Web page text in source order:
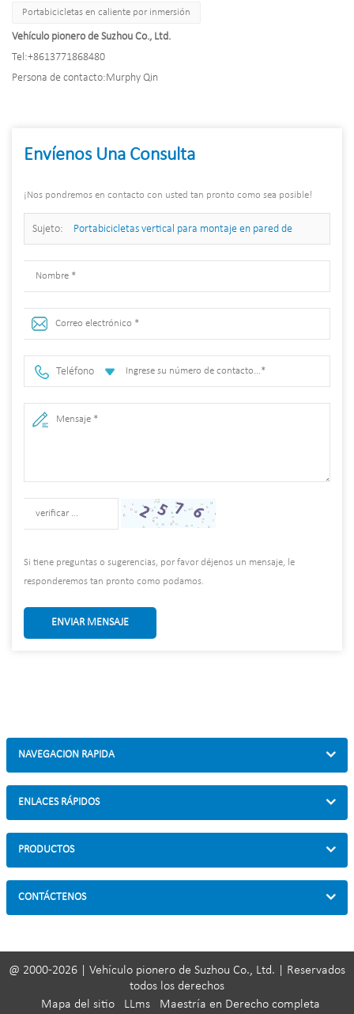
Portabicicletas en caliente por inmersión
Vehículo pionero de Suzhou Co., Ltd.
Tel:+8613771868480
Persona de contacto:Murphy Qin
Envíenos Una Consulta
¡Nos pondremos en contacto con usted tan pronto como sea posible!
Sujeto: Portabicicletas vertical para montaje en pared de
garaje con gancho para bicicletas para 5 bicicletas
Teléfono
Si tiene preguntas o sugerencias, por favor déjenos un mensaje, le
responderemos tan pronto como podamos.
ENVIAR MENSAJE
NAVEGACION RAPIDA
ENLACES RÁPIDOS
PRODUCTOS
CONTÁCTENOS
@ 2000-2026 | Vehículo pionero de Suzhou Co., Ltd. | Reservados
todos los derechos
Mapa del sitio
LLms Maestría en Derecho completa